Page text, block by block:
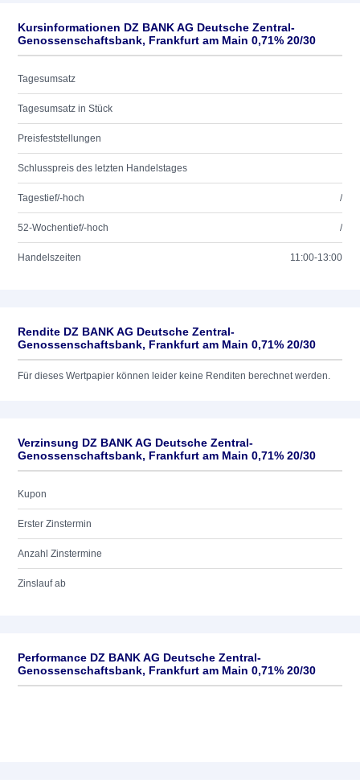
Kursinformationen DZ BANK AG Deutsche Zentral-
Genossenschaftsbank, Frankfurt am Main 0,71% 20/30
Tagesumsatz
Tagesumsatz in Stück
Preisfeststellungen
Schlusspreis des letzten Handelstages
Tagestief/-hoch /
52-Wochentief/-hoch /
Handelszeiten 11:00-13:00
Rendite DZ BANK AG Deutsche Zentral-
Genossenschaftsbank, Frankfurt am Main 0,71% 20/30
Für dieses Wertpapier können leider keine Renditen berechnet werden.
Verzinsung DZ BANK AG Deutsche Zentral-
Genossenschaftsbank, Frankfurt am Main 0,71% 20/30
Kupon
Erster Zinstermin
Anzahl Zinstermine
Zinslauf ab
Performance DZ BANK AG Deutsche Zentral-
Genossenschaftsbank, Frankfurt am Main 0,71% 20/30